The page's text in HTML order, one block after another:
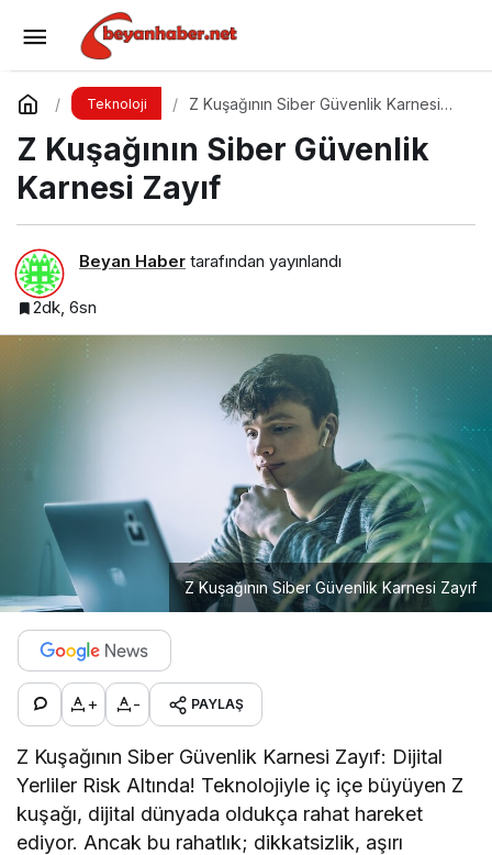
Teknoloji
Z Kuşağının Siber Güvenlik Karnesi
Z Kuşağının Siber Güvenlik
Karnesi Zayıf
Beyan Haber tarafından yayınlandı
2dk, 6sn
Z Kuşağının Siber Güvenlik Karnesi Zayıf
+ - PAYLAŞ
Z Kuşağının Siber Güvenlik Karnesi Zayıf: Dijital
Yerliler Risk Altında! Teknolojiyle iç içe büyüyen Z
kuşağı, dijital dünyada oldukça rahat hareket
ediyor. Ancak bu rahatlık; dikkatsizlik, aşırı
Rusya Bağlantılı RomCom Grubu WinRAR
Açığını Hedef Aldı
Yorum Yap